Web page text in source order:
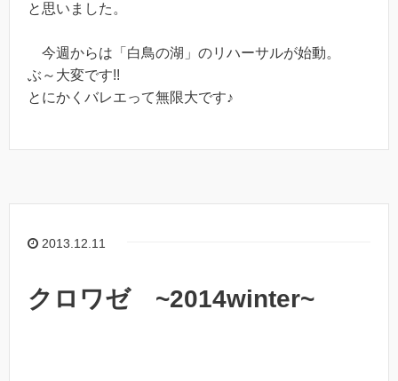
と思いました。
今週からは「白鳥の湖」のリハーサルが始動。
ぶ～大変です!!
とにかくバレエって無限大です♪
2013.12.11
クロワゼ ~2014winter~